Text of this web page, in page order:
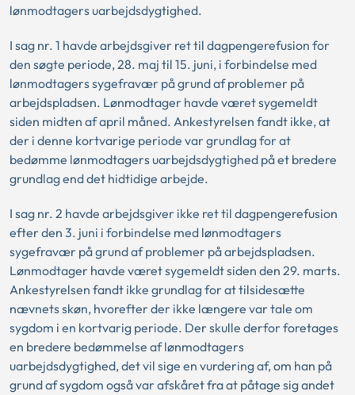
lønmodtagers uarbejdsdygtighed.
I sag nr. 1 havde arbejdsgiver ret til dagpengerefusion for
den søgte periode, 28. maj til 15. juni, i forbindelse med
lønmodtagers sygefravær på grund af problemer på
arbejdspladsen. Lønmodtager havde været sygemeldt
siden midten af april måned. Ankestyrelsen fandt ikke, at
der i denne kortvarige periode var grundlag for at
bedømme lønmodtagers uarbejdsdygtighed på et bredere
grundlag end det hidtidige arbejde.
I sag nr. 2 havde arbejdsgiver ikke ret til dagpengerefusion
efter den 3. juni i forbindelse med lønmodtagers
sygefravær på grund af problemer på arbejdspladsen.
Lønmodtager havde været sygemeldt siden den 29. marts.
Ankestyrelsen fandt ikke grundlag for at tilsidesætte
nævnets skøn, hvorefter der ikke længere var tale om
sygdom i en kortvarig periode. Der skulle derfor foretages
en bredere bedømmelse af lønmodtagers
uarbejdsdygtighed, det vil sige en vurdering af, om han på
grund af sygdom også var afskåret fra at påtage sig andet